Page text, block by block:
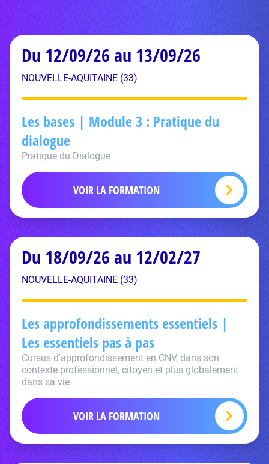
Du 12/09/26 au 13/09/26
NOUVELLE-AQUITAINE (33)
Les bases | Module 3 : Pratique du
dialogue
Pratique du Dialogue
VOIR LA FORMATION
Du 18/09/26 au 12/02/27
NOUVELLE-AQUITAINE (33)
Les approfondissements essentiels |
Les essentiels pas à pas
Cursus d'approfondissement en CNV, dans son
contexte professionnel, citoyen et plus globalement
dans sa vie
VOIR LA FORMATION